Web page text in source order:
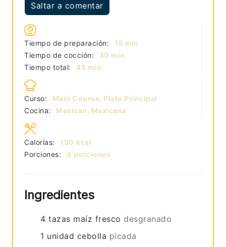
Saltar a comentar
Tiempo de preparación: 15 minutos
min
Tiempo de cocción:
30 minutos
min
Tiempo total:
45 minutos
min
Curso:
Main Course, Plato Principal
Cocina:
Mexican, Mexicana
Porciones: 4 porciones
Calorías: 150 kcal
Ingredientes
4 tazas maíz fresco desgranado
1 unidad cebolla picada